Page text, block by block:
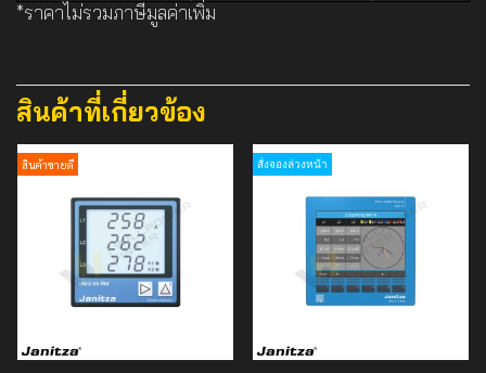
*ราคาไม่รวมภาษีมูลค่าเพิ่ม
สินค้าที่เกี่ยวข้อง
สินค้าขายดี สั่งจองล่วงหน้า